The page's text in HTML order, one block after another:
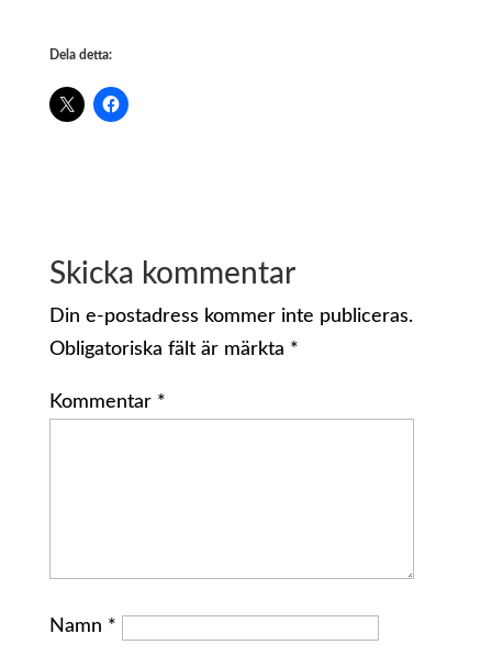
Dela detta:
Skicka kommentar
Din e-postadress kommer inte publiceras.
Obligatoriska fält är märkta *
Kommentar *
Namn *